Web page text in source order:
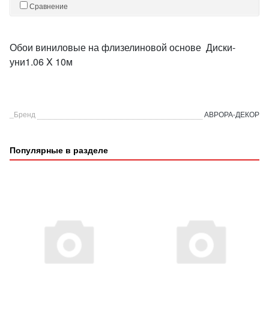
Сравнение
Обои виниловые на флизелиновой основе Диски-
уни1.06 X 10м
_Бренд АВРОРА-ДЕКОР
Популярные в разделе